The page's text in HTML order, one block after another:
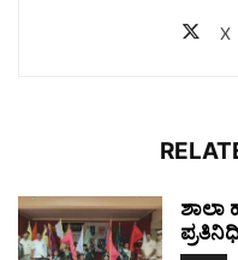
X
ಶಾಲಾ